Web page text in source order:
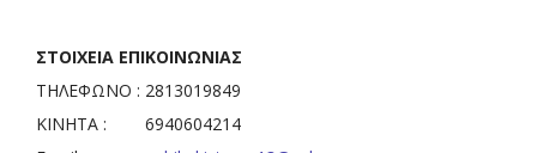
ΣΤΟΙΧΕΙΑ ΕΠΙΚΟΙΝΩΝΙΑΣ
ΤΗΛΕΦΩΝΟ : 2813019849
ΚΙΝΗΤΑ : 6940604214